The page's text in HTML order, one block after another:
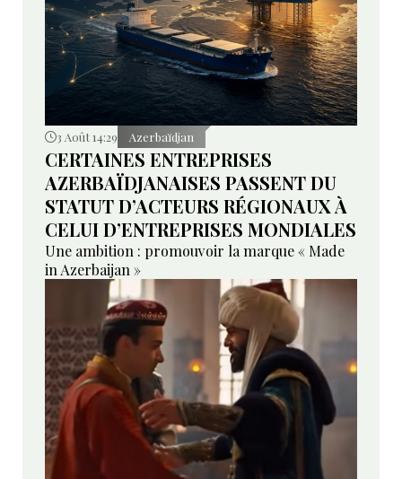
3 Août 14:29 Azerbaïdjan
CERTAINES ENTREPRISES
AZERBAÏDJANAISES PASSENT DU
STATUT D’ACTEURS RÉGIONAUX À
CELUI D’ENTREPRISES MONDIALES
Une ambition : promouvoir la marque « Made
in Azerbaijan »